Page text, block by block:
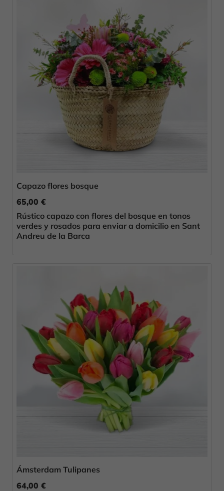
Capazo flores bosque
65,00 €
Rústico capazo con flores del bosque en tonos
verdes y rosados para enviar a domicilio en Sant
Andreu de la Barca
Ámsterdam Tulipanes
64,00 €